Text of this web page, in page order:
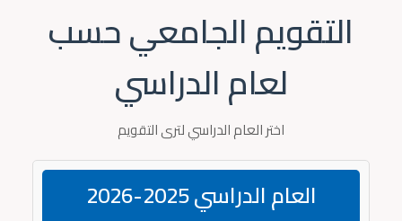
التقويم الجامعي حسب
لعام الدراسي
اختر العام الدراسي لترى التقويم
العام الدراسي 2025-2026